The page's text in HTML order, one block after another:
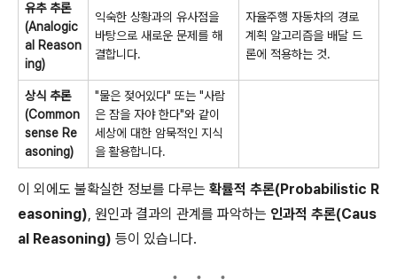
유추 추론
(Analogic
al Reason
ing)
익숙한 상황과의 유사점을
바탕으로 새로운 문제를 해
결합니다.
자율주행 자동차의 경로
계획 알고리즘을 배달 드
론에 적용하는 것.
상식 추론
(Common
sense Re
asoning)
"물은 젖어있다" 또는 "사람
은 잠을 자야 한다"와 같이
세상에 대한 암묵적인 지식
을 활용합니다.
이 외에도 불확실한 정보를 다루는 확률적 추론(Probabilistic R
easoning), 원인과 결과의 관계를 파악하는 인과적 추론(Caus
al Reasoning) 등이 있습니다.